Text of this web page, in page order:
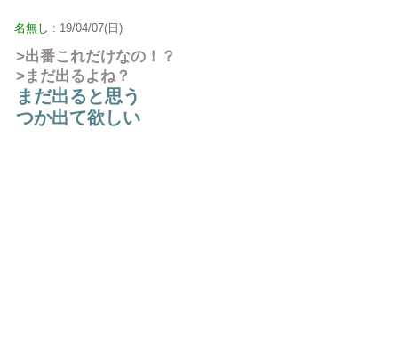
名無し : 19/04/07(日)
>出番これだけなの！？
>まだ出るよね？
まだ出ると思う
つか出て欲しい